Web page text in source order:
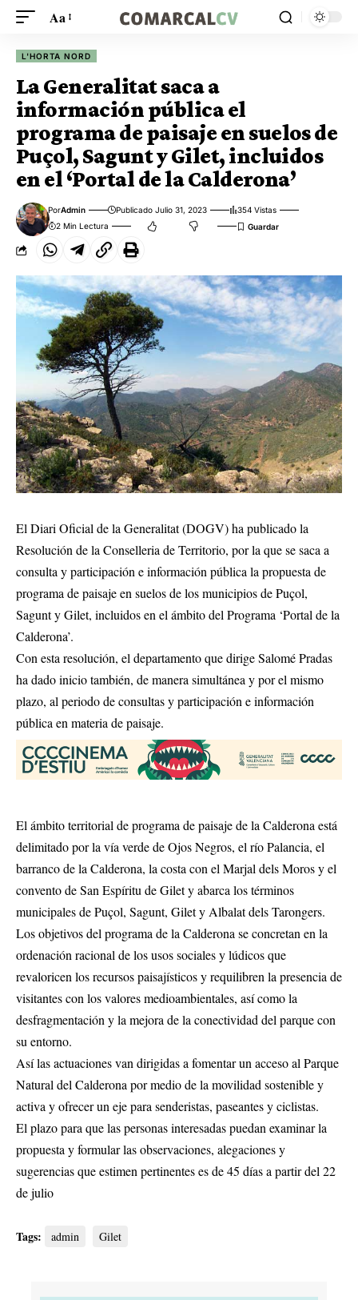
Aa
L'HORTA NORD
La Generalitat saca a
información pública el
programa de paisaje en suelos de
Puçol, Sagunt y Gilet, incluidos
en el ‘Portal de la Calderona’
PorAdmin Publicado Julio 31, 2023
354 Vistas
2 Min Lectura
El Diari Oficial de la Generalitat (DOGV) ha publicado la
Resolución de la Conselleria de Territorio, por la que se saca a
consulta y participación e información pública la propuesta de
programa de paisaje en suelos de los municipios de Puçol,
Sagunt y Gilet, incluidos en el ámbito del Programa ‘Portal de la
Calderona’.
Con esta resolución, el departamento que dirige Salomé Pradas
ha dado inicio también, de manera simultánea y por el mismo
plazo, al periodo de consultas y participación e información
pública en materia de paisaje.
El ámbito territorial de programa de paisaje de la Calderona está
delimitado por la vía verde de Ojos Negros, el río Palancia, el
barranco de la Calderona, la costa con el Marjal dels Moros y el
convento de San Espíritu de Gilet y abarca los términos
municipales de Puçol, Sagunt, Gilet y Albalat dels Tarongers.
Los objetivos del programa de la Calderona se concretan en la
ordenación racional de los usos sociales y lúdicos que
revaloricen los recursos paisajísticos y requilibren la presencia de
visitantes con los valores medioambientales, así como la
desfragmentación y la mejora de la conectividad del parque con
su entorno.
Así las actuaciones van dirigidas a fomentar un acceso al Parque
Natural del Calderona por medio de la movilidad sostenible y
activa y ofrecer un eje para senderistas, paseantes y ciclistas.
El plazo para que las personas interesadas puedan examinar la
propuesta y formular las observaciones, alegaciones y
sugerencias que estimen pertinentes es de 45 días a partir del 22
de julio
Tags: admin Gilet